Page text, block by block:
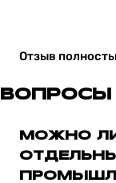
Отзыв
ВОПРОСЫ
МОЖНО